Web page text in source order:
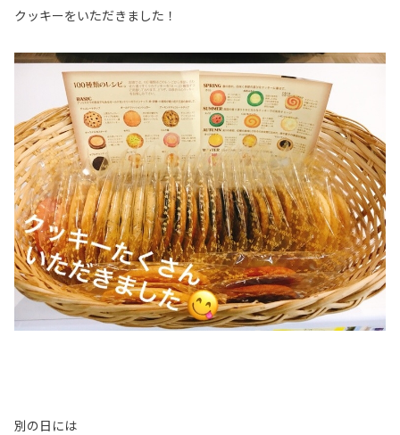
クッキーをいただきました！
別の日には